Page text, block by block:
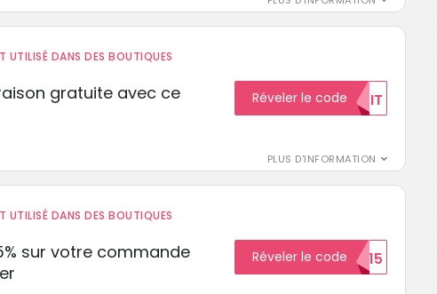
UTILISÉ DANS DES BOUTIQUES
gratuite avec ce
PLUS D'INFORMATION
Réveler le codeGRATUIT
UTILISÉ DANS DES BOUTIQUES
sur votre commande
Réveler le codeECON15